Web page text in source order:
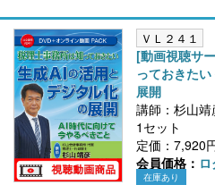
ＶＬ２４１
[動画視聴サ
っておきた
展開
講師：杉山靖
1セット
定価：7,920
会員価格：
在庫あり